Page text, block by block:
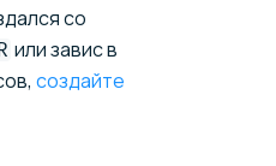
со
или завис в
создайте